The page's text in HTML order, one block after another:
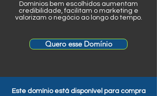
Domínios bem escolhidos aumentam
credibilidade, facilitam o marketing e
valorizam o negócio ao longo do tempo.
Quero esse Domínio
Este domínio está disponível para compra